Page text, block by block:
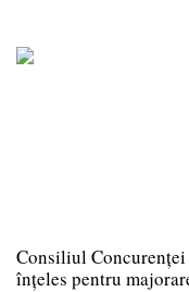
Consiliul Concurenței
înțeles pentru